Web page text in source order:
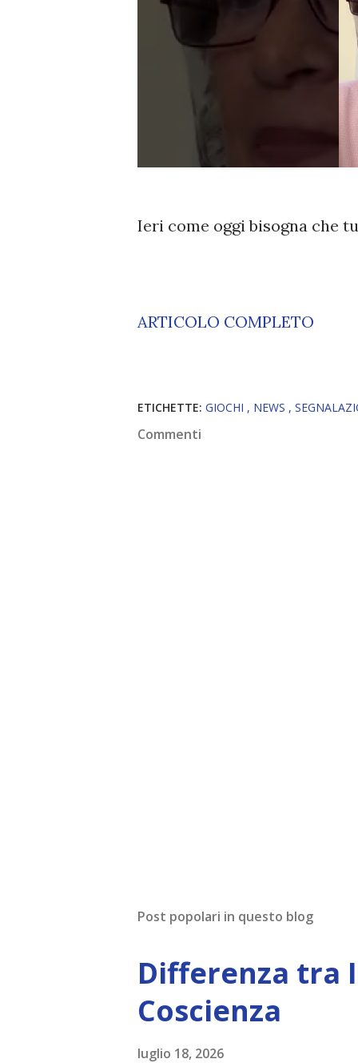
Ieri come oggi bisogna che
ARTICOLO COMPLETO
ETICHETTE: GIOCHI NEWS
Commenti
Post popolari in questo blog
Differenza tra
Coscienza
luglio 18, 2026